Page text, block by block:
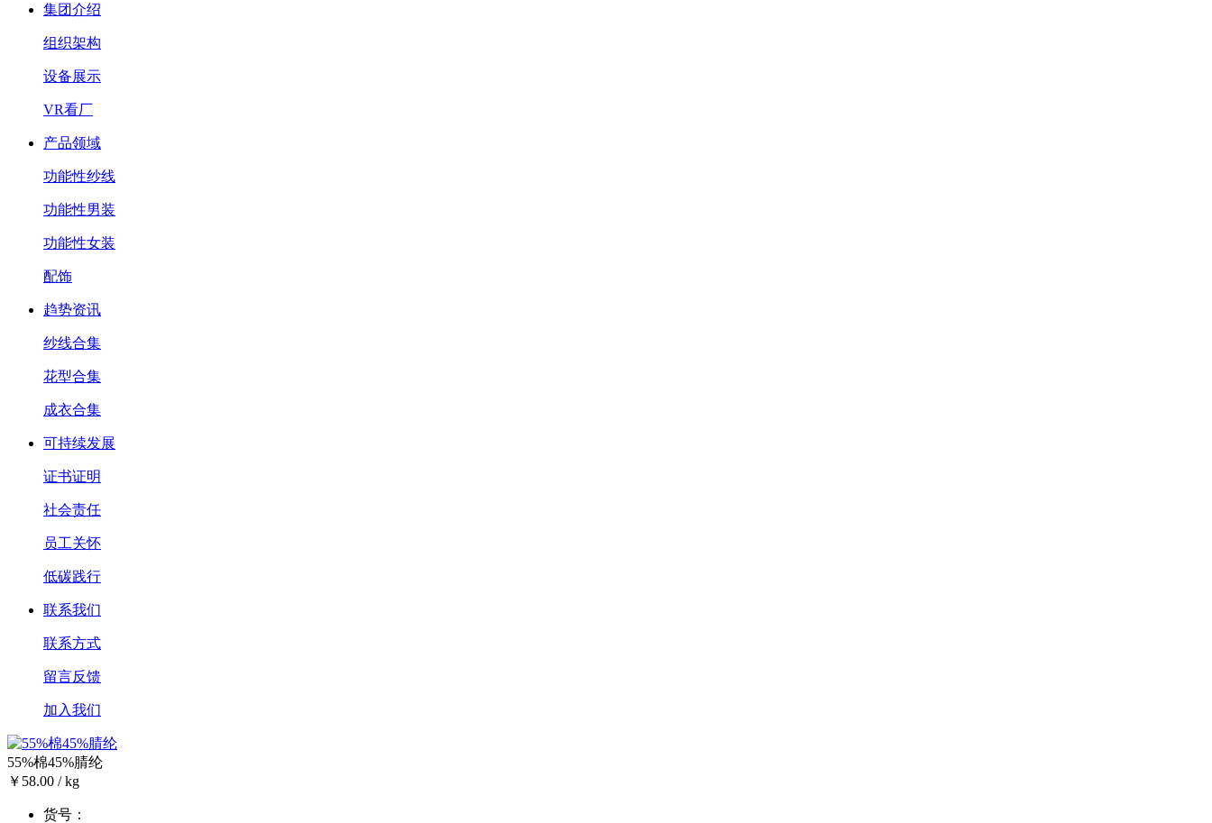
集团介绍
组织架构
设备展示
VR看厂
产品领域
功能性纱线
功能性男装
功能性女装
配饰
趋势资讯
纱线合集
花型合集
成衣合集
可持续发展
证书证明
社会责任
员工关怀
低碳践行
联系我们
联系方式
留言反馈
加入我们
55%棉45%腈纶
￥58.00 / kg
货号：